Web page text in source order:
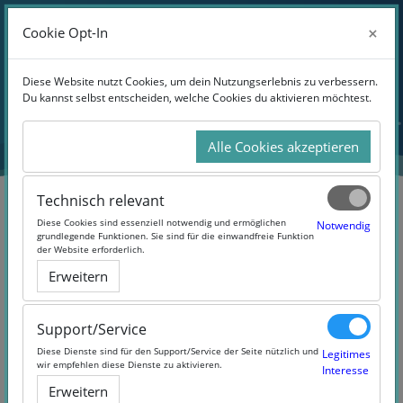
Zum Hauptinhalt
Website-Übersicht
Anmelden
Projektmanagement (Online-
Kurs) (#Projektmanagement)
Cookie Opt-In ×
Diese Website nutzt Cookies, um dein Nutzungserlebnis zu verbessern.
Du kannst selbst entscheiden, welche Cookies du aktivieren möchtest.
Alle Cookies akzeptieren
Technisch relevant
Diese Cookies sind essenziell notwendig und ermöglichen
grundlegende Funktionen. Sie sind für die einwandfreie Funktion
der Website erforderlich.
Notwendig
Erweitern
Support/Service
Diese Dienste sind für den Support/Service der Seite nützlich und
wir empfehlen diese Dienste zu aktivieren.
Legitimes
Interesse
Erweitern
Cookie Opt-In ×
Diese Website nutzt Cookies, um dein Nutzungserlebnis zu verbessern.
Du kannst selbst entscheiden, welche Cookies du aktivieren möchtest.
Alle Cookies akzeptieren
Technisch relevant
Diese Cookies sind essenziell notwendig und ermöglichen
grundlegende Funktionen. Sie sind für die einwandfreie Funktion
der Website erforderlich.
Notwendig
Erweitern
Support/Service
Diese Dienste sind für den Support/Service der Seite nützlich und
wir empfehlen diese Dienste zu aktivieren.
Legitimes
Interesse
Erweitern